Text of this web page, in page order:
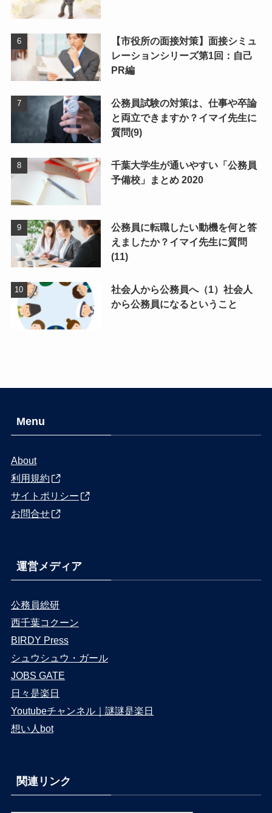
【市役所の面接対策】面接シミュ
レーションシリーズ第1回：自己
PR編
公務員試験の対策は、仕事や卒論
と両立できますか？イマイ先生に
質問(9)
千葉大学生が通いやすい「公務員
予備校」まとめ 2020
公務員に転職したい動機を何と答
えましたか？イマイ先生に質問
(11)
社会人から公務員へ（1）社会人
から公務員になるということ
Menu
About
利用規約
サイトポリシー
お問合せ
運営メディア
公務員総研
西千葉コクーン
BIRDY Press
シュウシュウ・ガール
JOBS GATE
日々是楽日
Youtubeチャンネル｜謎謎是楽日
想い人bot
関連リンク